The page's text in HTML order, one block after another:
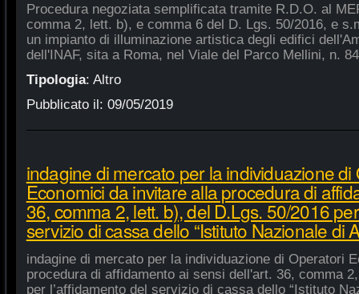
Procedura negoziata semplificata tramite R.D.O. al
comma 2, lett. b), e comma 6 del D. Lgs. 50/2016, e
un impianto di illuminazione artistica degli edifici
dell'INAF, sita a Roma, nel Viale del Parco Mellini, n. 84
Tipologia: Altro
Pubblicato il: 09/05/2019
indagine di mercato per la individuazione di
Economici da invitare alla procedura di
36, comma 2, lett. b), del D.Lgs. 50/2016
servizio di cassa dello “Istituto Nazionale di
indagine di mercato per la individuazione di Operatori
procedura di affidamento ai sensi dell'art. 36, comma
per l’affidamento del servizio di cassa dello “Istituto